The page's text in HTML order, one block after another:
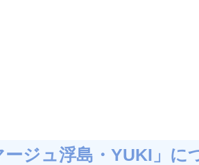
ジュ浮島・YUKI」に